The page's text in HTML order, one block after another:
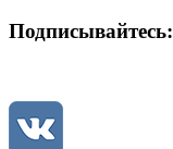
Подписывайтесь: